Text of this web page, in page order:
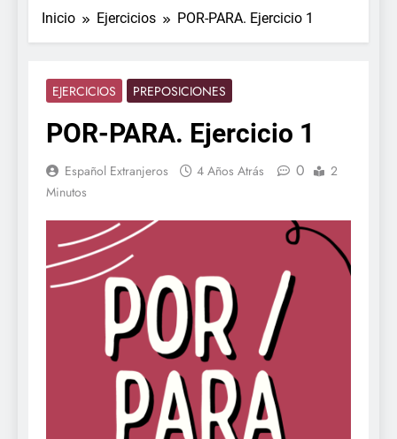
Inicio Ejercicios POR-PARA. Ejercicio 1
EJERCICIOS PREPOSICIONES
POR-PARA. Ejercicio 1
Español Extranjeros 4 Años Atrás 0
2
Minutos